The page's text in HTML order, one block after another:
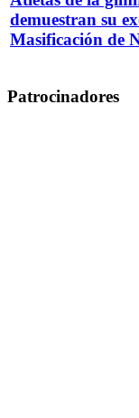
demuestran su
Masificación de
Patrocinadores